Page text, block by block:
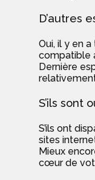
D’autres
Oui, il y en
compatible
Dernière
S’ils sont
S’ils ont
sites
Mieux
cœur de